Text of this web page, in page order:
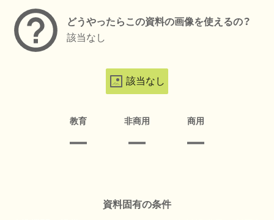
どうやったらこの資料の画像を使えるの？
該当なし
該当なし
教育 非商用 商用
資料固有の条件